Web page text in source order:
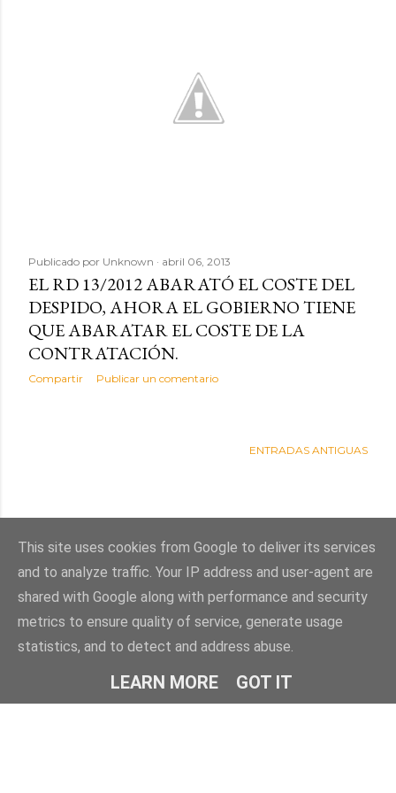
Publicado por Unknown abril 06, 2013
EL RD 13/2012 ABARATÓ EL COSTE DEL
DESPIDO, AHORA EL GOBIERNO TIENE
QUE ABARATAR EL COSTE DE LA
CONTRATACIÓN.
Compartir Publicar un comentario
ENTRADAS ANTIGUAS
Con la tecnología de Blogger
This site uses cookies from Google to deliver its services
and to analyze traffic. Your IP address and user-agent are
shared with Google along with performance and security
metrics to ensure quality of service, generate usage
statistics, and to detect and address abuse.
LEARN MORE GOT IT